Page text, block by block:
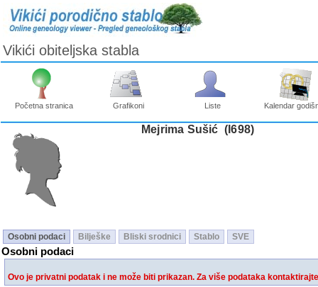
Vikići obiteljska stabla
Početna stranica Grafikoni Liste Kalendar
Mejrima Sušić ‎(I698)‎
Osobni podaci Bilješke Bliski srodnici Stablo SVE
Osobni podaci
Ovo je privatni podatak i ne može biti prikazan. Za više podataka